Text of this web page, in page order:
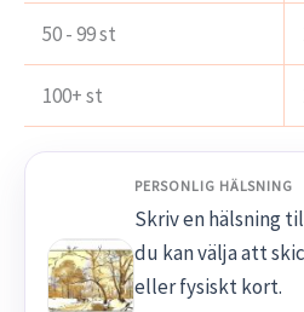
50 - 99 st
100+ st
PERSONLIG HÄLSNING
Skriv en hälsning
du kan välja att
eller fysiskt kort.